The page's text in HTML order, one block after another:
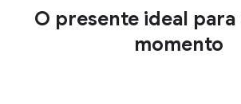
O presente ideal
momento